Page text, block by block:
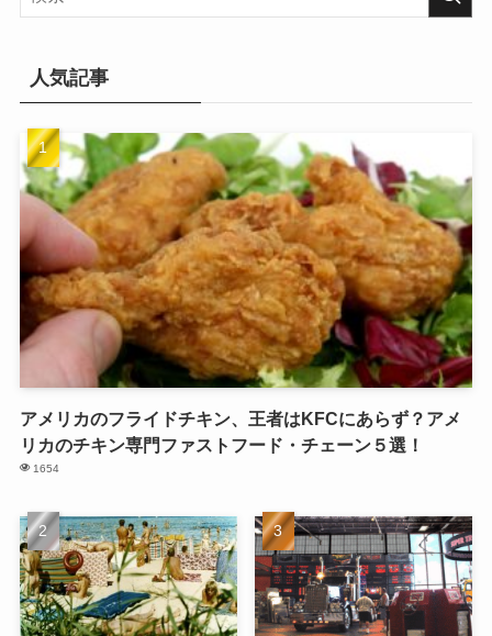
人気記事
アメリカのフライドチキン、王者はKFCにあらず？アメ
リカのチキン専門ファストフード・チェーン５選！
1654